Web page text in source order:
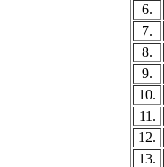
6.
7.
8.
9.
10.
11.
12.
13.